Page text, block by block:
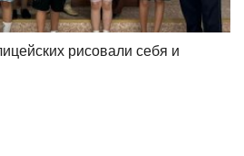
рисовали себя и